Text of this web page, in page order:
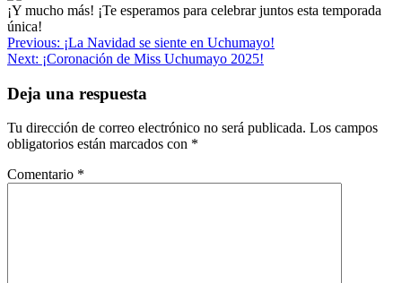
¡Y mucho más! ¡Te esperamos para celebrar juntos esta temporada
única!
Navegación
de
entradas
Previous: ¡La Navidad se siente en Uchumayo!
Next: ¡Coronación de Miss Uchumayo 2025!
Deja una respuesta
Tu dirección de correo electrónico no será publicada. Los campos
obligatorios están marcados con *
Comentario *